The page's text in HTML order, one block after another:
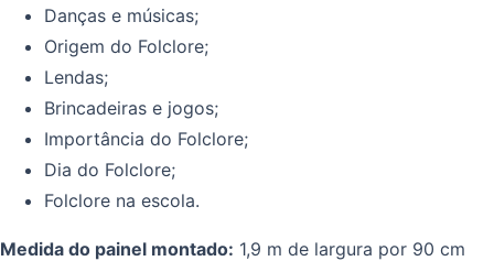
Danças e músicas;
Origem do Folclore;
Lendas;
Brincadeiras e jogos;
Importância do Folclore;
Dia do Folclore;
Folclore na escola.
Medida do painel montado: 1,9 m de largura por 90 cm